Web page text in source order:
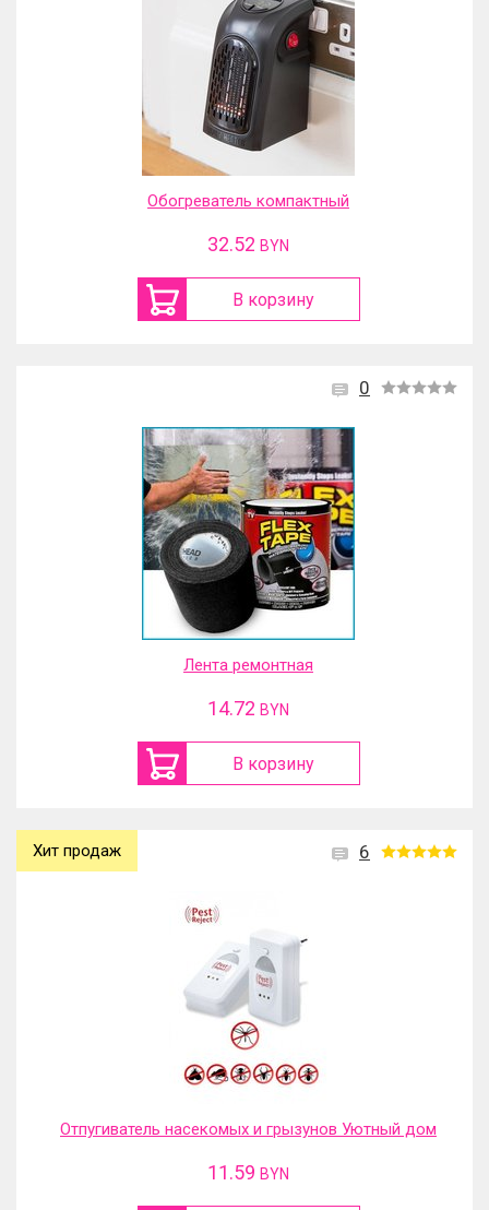
Обогреватель компактный
32.52 BYN
В корзину
0
Лента ремонтная
14.72 BYN
В корзину
6
Хит продаж
Отпугиватель насекомых и грызунов Уютный дом
11.59 BYN